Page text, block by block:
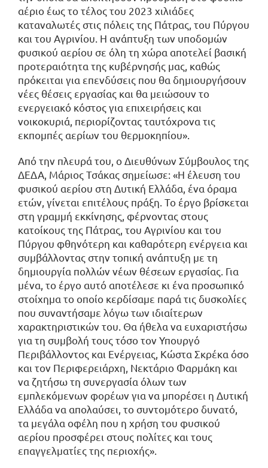
αέριο έως το τέλος του 2023 χιλιάδες
καταναλωτές στις πόλεις της Πάτρας, του Πύργου
και του Αγρινίου. Η ανάπτυξη των υποδομών
φυσικού αερίου σε όλη τη χώρα αποτελεί βασική
προτεραιότητα της κυβέρνησής μας, καθώς
πρόκειται για επενδύσεις που θα δημιουργήσουν
νέες θέσεις εργασίας και θα μειώσουν το
ενεργειακό κόστος για επιχειρήσεις και
νοικοκυριά, περιορίζοντας ταυτόχρονα τις
εκπομπές αερίων του θερμοκηπίου».
Από την πλευρά του, ο Διευθύνων Σύμβουλος της
ΔΕΔΑ, Μάριος Τσάκας σημείωσε: «Η έλευση του
φυσικού αερίου στη Δυτική Ελλάδα, ένα όραμα
ετών, γίνεται επιτέλους πράξη. Το έργο βρίσκεται
στη γραμμή εκκίνησης, φέρνοντας στους
κατοίκους της Πάτρας, του Αγρινίου και του
Πύργου φθηνότερη και καθαρότερη ενέργεια και
συμβάλλοντας στην τοπική ανάπτυξη με τη
δημιουργία πολλών νέων θέσεων εργασίας. Για
μένα, το έργο αυτό αποτέλεσε κι ένα προσωπικό
στοίχημα το οποίο κερδίσαμε παρά τις δυσκολίες
που συναντήσαμε λόγω των ιδιαίτερων
χαρακτηριστικών του. Θα ήθελα να ευχαριστήσω
για τη συμβολή τους τόσο τον Υπουργό
Περιβάλλοντος και Ενέργειας, Κώστα Σκρέκα όσο
και τον Περιφερειάρχη, Νεκτάριο Φαρμάκη και
να ζητήσω τη συνεργασία όλων των
εμπλεκόμενων φορέων για να μπορέσει η Δυτική
Ελλάδα να απολαύσει, το συντομότερο δυνατό,
τα μεγάλα οφέλη που η χρήση του φυσικού
αερίου προσφέρει στους πολίτες και τους
επαγγελματίες της περιοχής».